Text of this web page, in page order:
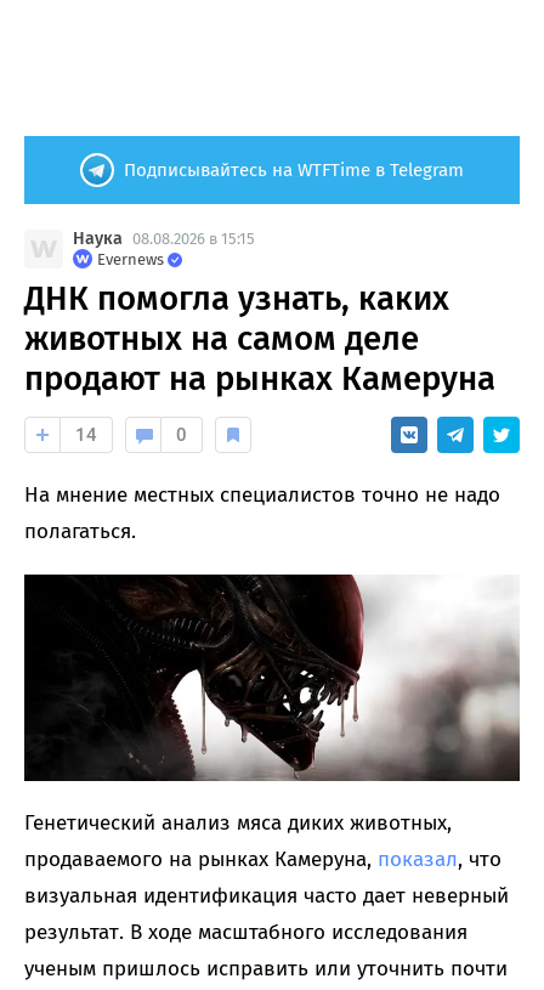
Подписывайтесь на WTFTime в Telegram
Наука 08.08.2026 в 15:15
Evernews
ДНК помогла узнать, каких
животных на самом деле
продают на рынках Камеруна
14 0
На мнение местных специалистов точно не надо
полагаться.
Генетический анализ мяса диких животных,
продаваемого на рынках Камеруна, показал, что
визуальная идентификация часто дает неверный
результат. В ходе масштабного исследования
ученым пришлось исправить или уточнить почти